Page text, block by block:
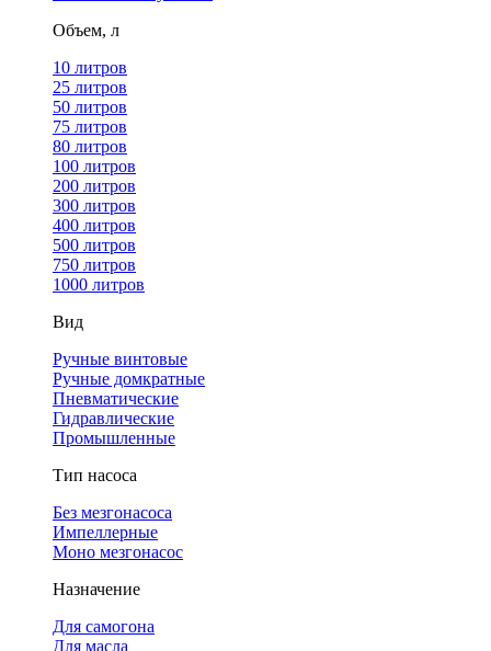
Объем, л
10 литров
25 литров
50 литров
75 литров
80 литров
100 литров
200 литров
300 литров
400 литров
500 литров
750 литров
1000 литров
Вид
Ручные винтовые
Ручные домкратные
Пневматические
Гидравлические
Промышленные
Тип насоса
Без мезгонасоса
Импеллерные
Моно мезгонасос
Назначение
Для самогона
Для масла